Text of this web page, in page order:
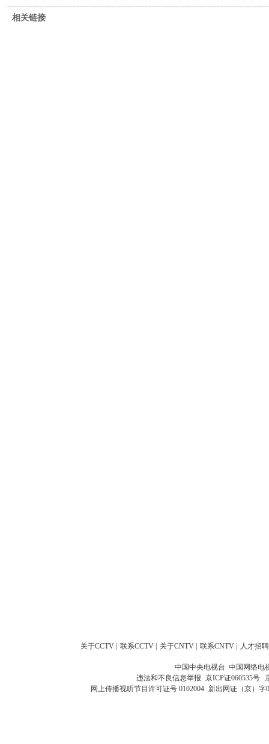
相关链接
关于CCTV 联系CCTV 关于CNTV 联系CNTV 人才招聘
中国中央电视台 中国网络电
违法和不良信息举报 京ICP证060535号
网上传播视听节目许可证号 0102004 新出网证（京）